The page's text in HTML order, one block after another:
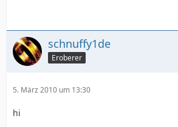
schnuffy1de
Eroberer
5. März 2010 um 13:30
hi